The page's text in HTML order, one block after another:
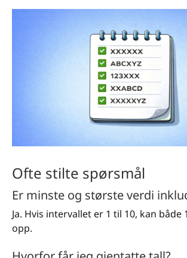
Ofte stilte spørsmål
Er minste og største verdi
Ja. Hvis intervallet er 1 til 10, kan både
opp.